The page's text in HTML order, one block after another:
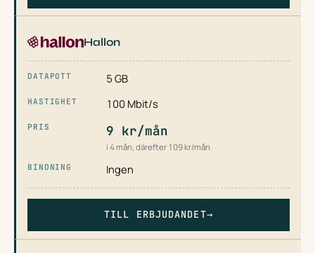
Hallon
5 GB
100 Mbit/s
9 kr/mån
i 4 mån, därefter 109 kr/mån
Ingen
TILL ERBJUDANDET→